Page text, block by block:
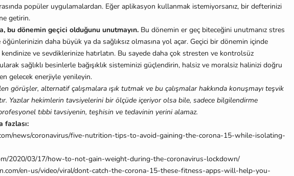
popüler uygulamalardan. Eğer aplikasyon kullanmak istemiyorsanız, bir defterinizi
getirin.
bu dönemin geçici olduğunu unutmayın. Bu dönemin er geç biteceğini unutmanız stres
öğünlerinizin daha büyük ya da sağlıksız olmasına yol açar. Geçici bir dönemin içinde
kendinize ve sevdiklerinize hatırlatın. Bu sayede daha çok stresten ve kontrolsüz
sağlıklı besinlerle bağışıklık sisteminizi güçlendirin, halsiz ve moralsiz halinizi doğru
gelecek enerjiyle yenileyin.
görüşler, alternatif çalışmalara ışık tutmak ve bu çalışmalar hakkında konuşmayı teşvik
Yazılar hekimlerin tavsiyelerini bir ölçüde içeriyor olsa bile, sadece bilgilendirme
profesyonel tıbbi tavsiyenin, teşhisin ve tedavinin yerini alamaz.
fazlası:
news/coronavirus/five-nutrition-tips-to-avoid-gaining-the-corona-15-while-isolating-
2020/03/17/how-to-not-gain-weight-during-the-coronavirus-lockdown/
en-us/video/viral/dont-catch-the-corona-15-these-fitness-apps-will-help-you-